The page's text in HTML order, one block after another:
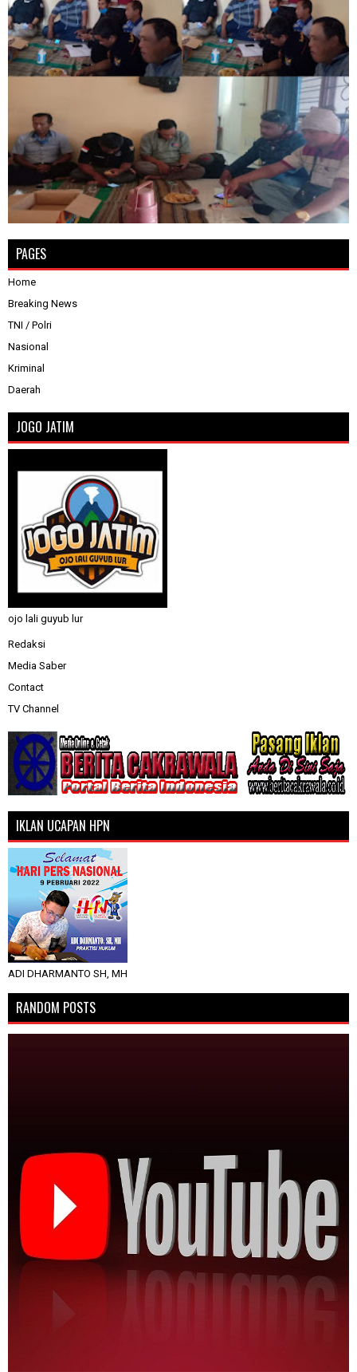
PAGES
Home
Breaking News
TNI / Polri
Nasional
Kriminal
Daerah
JOGO JATIM
ojo lali guyub lur
Redaksi
Media Saber
Contact
TV Channel
IKLAN UCAPAN HPN
ADI DHARMANTO SH, MH
RANDOM POSTS